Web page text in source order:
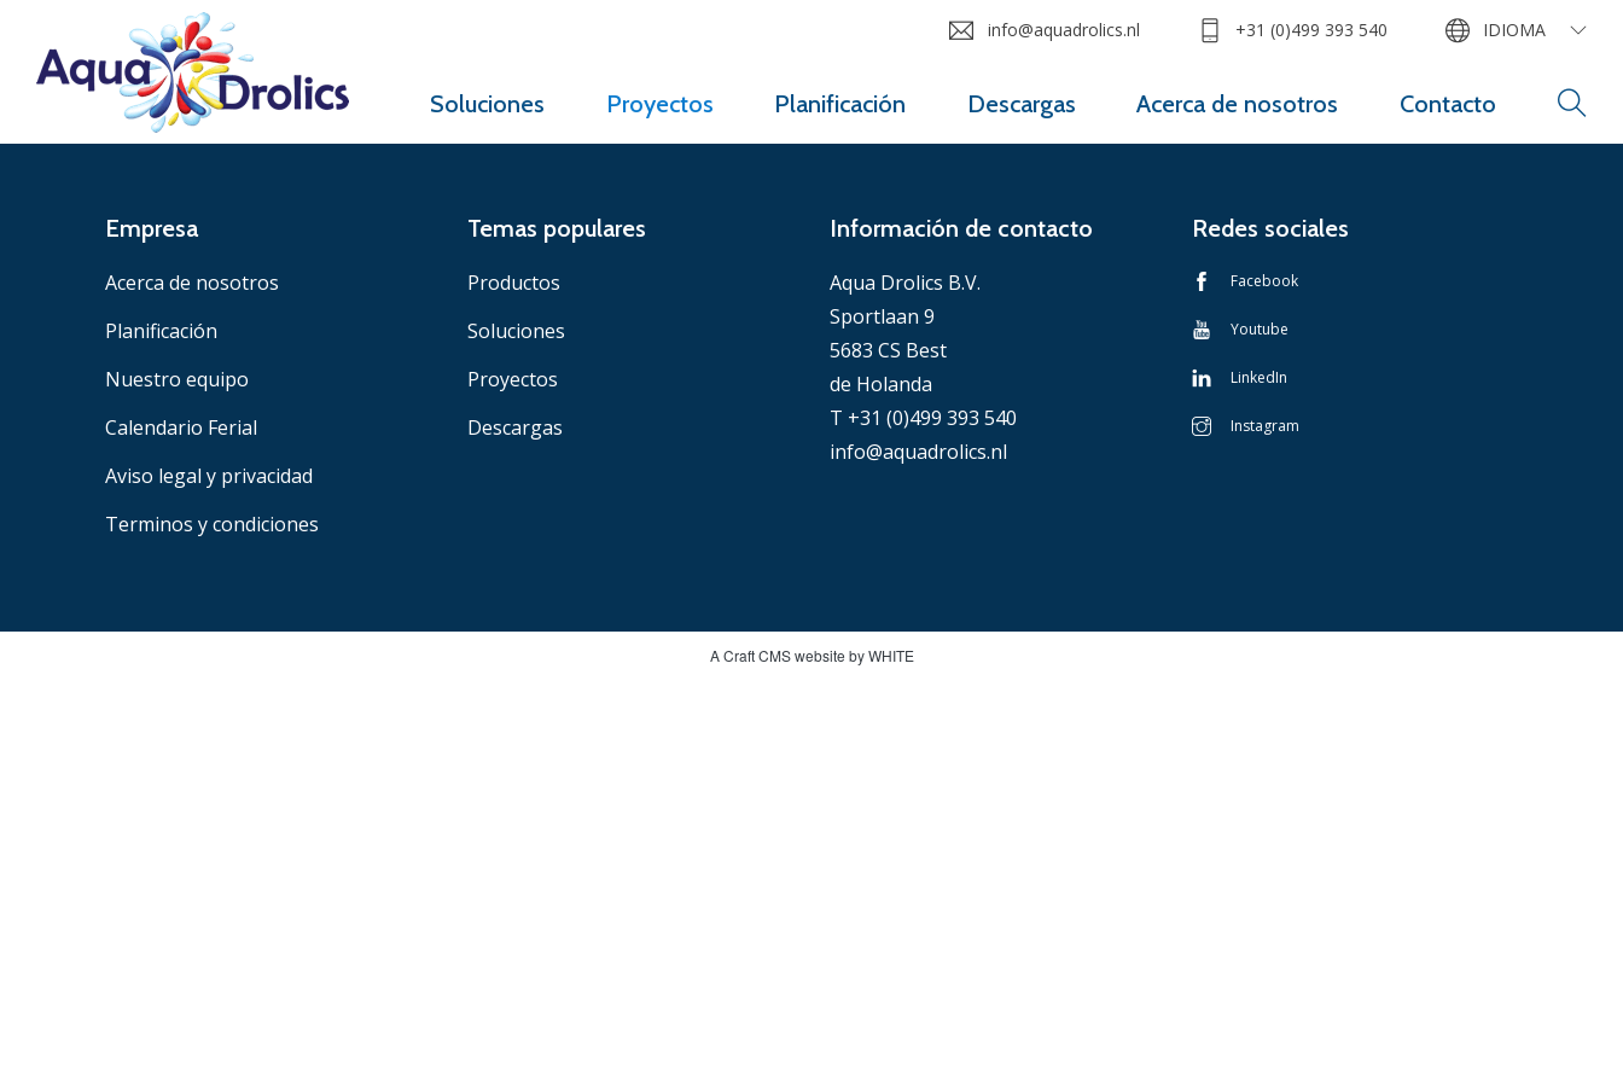
Soluciones Proyectos Planificación Descargas Acerca de nosotros Contacto
info@aquadrolics.nl +31 (0)499 393 540 IDIOMA
Empresa
Acerca de nosotros
Planificación
Nuestro equipo
Calendario Ferial
Aviso legal y privacidad
Terminos y condiciones
Temas populares
Productos
Soluciones
Proyectos
Descargas
Información de contacto
Aqua Drolics B.V.
Sportlaan 9
5683 CS Best
de Holanda
T +31 (0)499 393 540
info@aquadrolics.nl
Redes sociales
Facebook
Youtube
LinkedIn
Instagram
A Craft CMS website by WHITE